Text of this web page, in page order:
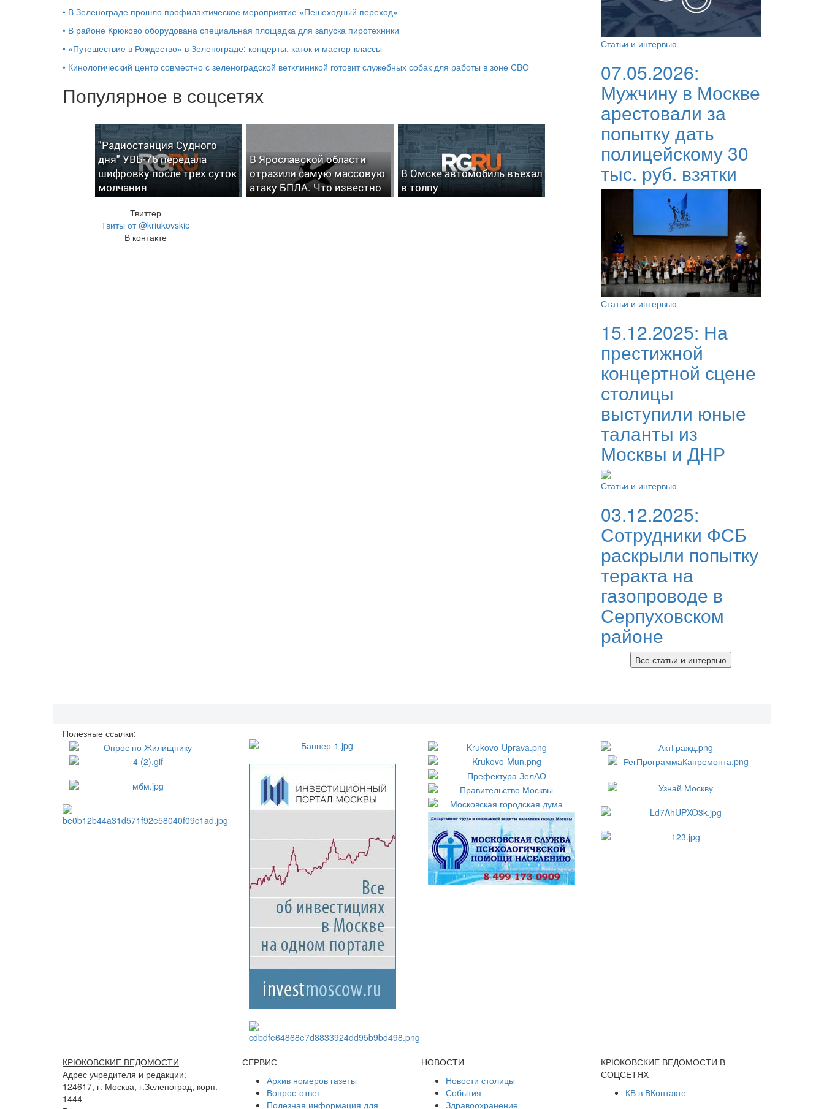
• В Зеленограде прошло профилактическое мероприятие «Пешеходный переход»
• В районе Крюково оборудована специальная площадка для запуска пиротехники
• «Путешествие в Рождество» в Зеленограде: концерты, каток и мастер‑классы
• Кинологический центр совместно с зеленоградской ветклиникой готовит служебных собак для работы в зоне СВО
Популярное в соцсетях
"Радиостанция Судного
дня" УВБ-76 передала
шифровку после трех суток
молчания
В Ярославской области
отразили самую массовую
атаку БПЛА. Что известно
В Омске автомобиль въехал
в толпу
Твиттер
Твиты от @kriukovskie
В контакте
Статьи и интервью
07.05.2026:
Мужчину в Москве
арестовали за
попытку дать
полицейскому 30
тыс. руб. взятки
Статьи и интервью
15.12.2025: На
престижной
концертной сцене
столицы
выступили юные
таланты из
Москвы и ДНР
Статьи и интервью
03.12.2025:
Сотрудники ФСБ
раскрыли попытку
теракта на
газопроводе в
Серпуховском
районе
Все статьи и интервью
Полезные ссылки:
КРЮКОВСКИЕ ВЕДОМОСТИ
Адрес учредителя и редакции:
124617, г. Москва, г.Зеленоград, корп.
1444
СЕРВИС
Архив номеров газеты
Вопрос-ответ
Полезная информация для
НОВОСТИ
Новости столицы
События
Здравоохранение
КРЮКОВСКИЕ ВЕДОМОСТИ В
СОЦСЕТЯХ
КВ в ВКонтакте